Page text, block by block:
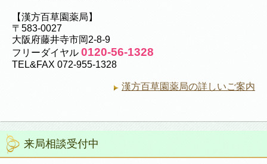
【漢方百草園薬局】
〒583-0027
大阪府藤井寺市岡2-8-9
フリーダイヤル 0120-56-1328
TEL&FAX 072-955-1328
漢方百草園薬局の詳しいご案内
来局相談受付中